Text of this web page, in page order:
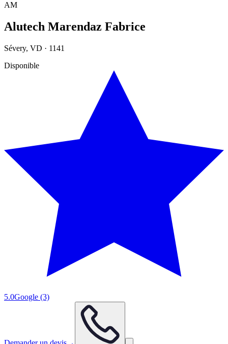
AM
Alutech Marendaz Fabrice
Sévery, VD · 1141
Disponible
5.0Google (3)